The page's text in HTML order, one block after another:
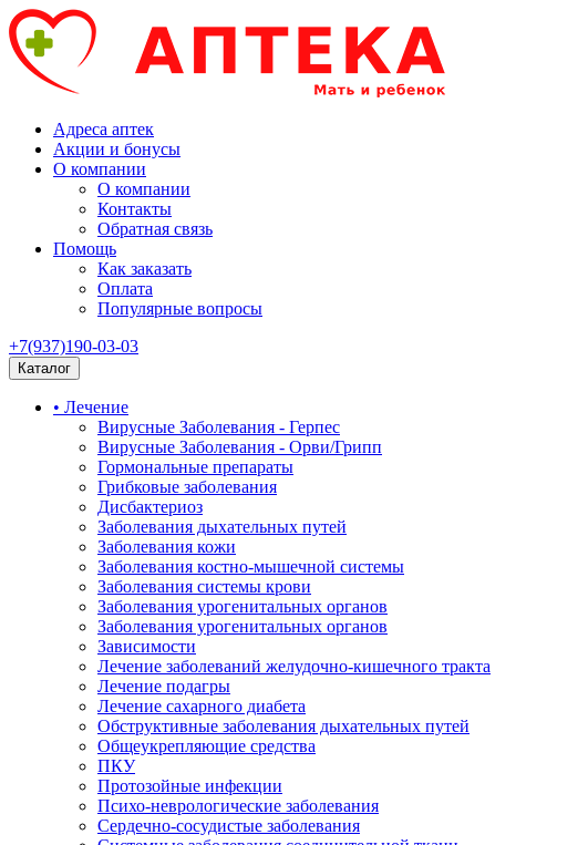
Адреса аптек
Акции и бонусы
О компании
О компании
Контакты
Обратная связь
Помощь
Как заказать
Оплата
Популярные вопросы
+7(937)190-03-03
Каталог
• Лечение
Вирусные Заболевания - Герпес
Вирусные Заболевания - Орви/Грипп
Гормональные препараты
Грибковые заболевания
Дисбактериоз
Заболевания дыхательных путей
Заболевания кожи
Заболевания костно-мышечной системы
Заболевания системы крови
Заболевания урогенитальных органов
Заболевания урогенитальных органов
Зависимости
Лечение заболеваний желудочно-кишечного тракта
Лечение подагры
Лечение сахарного диабета
Обструктивные заболевания дыхательных путей
Общеукрепляющие средства
ПКУ
Протозойные инфекции
Психо-неврологические заболевания
Сердечно-сосудистые заболевания